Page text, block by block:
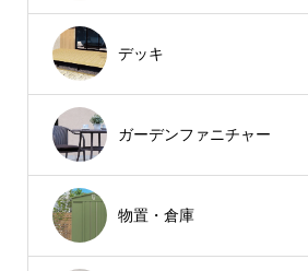
デッキ
ガーデンファニチャー
物置・倉庫